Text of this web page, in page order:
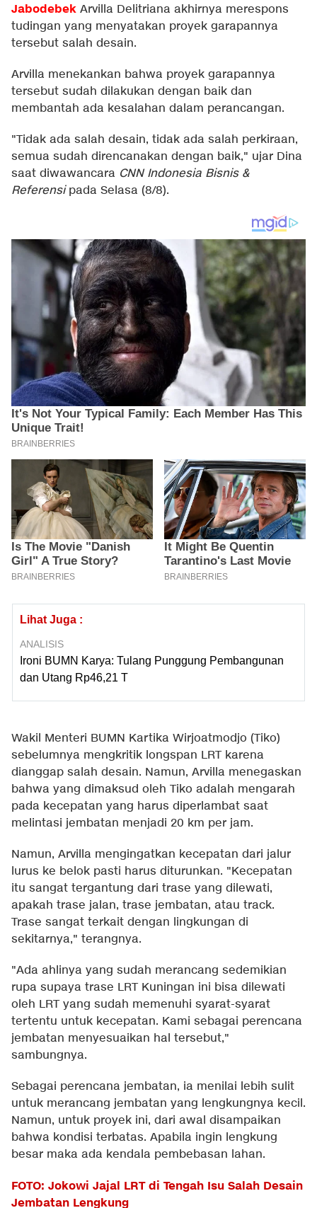
Jabodebek Arvilla Delitriana akhirnya merespons
tudingan yang menyatakan proyek garapannya
tersebut salah desain.
Arvilla menekankan bahwa proyek garapannya
tersebut sudah dilakukan dengan baik dan
membantah ada kesalahan dalam perancangan.
"Tidak ada salah desain, tidak ada salah perkiraan,
semua sudah direncanakan dengan baik," ujar Dina
saat diwawancara CNN Indonesia Bisnis &
Referensipada Selasa (8/8).
Lihat Juga :
ANALISIS
Ironi BUMN Karya: Tulang Punggung Pembangunan
dan Utang Rp46,21 T
Wakil Menteri BUMN Kartika Wirjoatmodjo (Tiko)
sebelumnya mengkritik longspan LRT karena
dianggap salah desain. Namun, Arvilla menegaskan
bahwa yang dimaksud oleh Tiko adalah mengarah
pada kecepatan yang harus diperlambat saat
melintasi jembatan menjadi 20 km per jam.
Namun, Arvilla mengingatkan kecepatan dari jalur
lurus ke belok pasti harus diturunkan. "Kecepatan
itu sangat tergantung dari trase yang dilewati,
apakah trase jalan, trase jembatan, atau track.
Trase sangat terkait dengan lingkungan di
sekitarnya," terangnya.
"Ada ahlinya yang sudah merancang sedemikian
rupa supaya trase LRT Kuningan ini bisa dilewati
oleh LRT yang sudah memenuhi syarat-syarat
tertentu untuk kecepatan. Kami sebagai perencana
jembatan menyesuaikan hal tersebut,"
sambungnya.
Sebagai perencana jembatan, ia menilai lebih sulit
untuk merancang jembatan yang lengkungnya kecil.
Namun, untuk proyek ini, dari awal disampaikan
bahwa kondisi terbatas. Apabila ingin lengkung
besar maka ada kendala pembebasan lahan.
FOTO: Jokowi Jajal LRT di Tengah Isu Salah Desain
Jembatan Lengkung